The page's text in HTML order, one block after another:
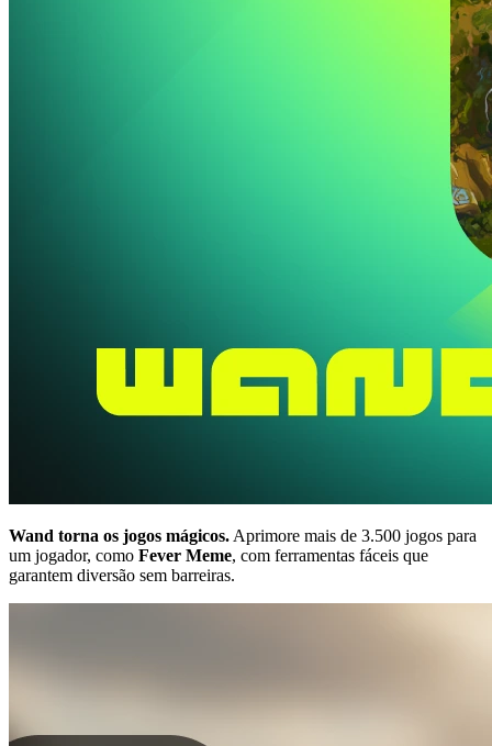
Wand torna os jogos mágicos. Aprimore mais de 3.500 jogos para
um jogador, como Fever Meme, com ferramentas fáceis que
garantem diversão sem barreiras.